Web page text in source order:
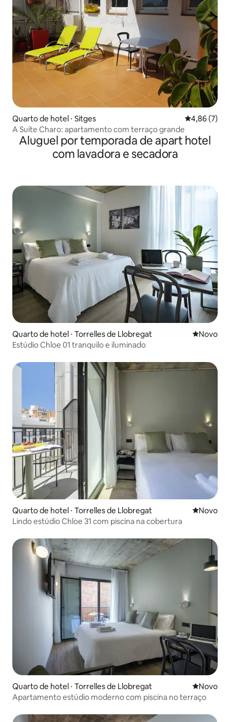
Quarto de hotel ⋅ Sitges 4,86 de uma
4,86 (7)
A Suíte Charo: apartamento com terraço grande
Aluguel por temporada de apart hotel
com lavadora e secadora
Quarto de hotel ⋅ Torrelles de Llobregat Novo
Novo
Estúdio Chloe 01 tranquilo e iluminado
Quarto de hotel ⋅ Torrelles de Llobregat Novo
Novo
Lindo estúdio Chloe 31 com piscina na cobertura
Quarto de hotel ⋅ Torrelles de Llobregat Novo
Novo
Apartamento estúdio moderno com piscina no terraço